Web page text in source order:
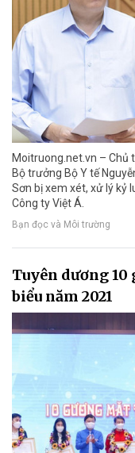
Moitruong.net.vn – Chủ
Bộ trưởng Bộ Y tế
Sơn bị xem xét, xử lý kỷ
Công ty Việt Á.
Bạn đọc và Môi trường
Tuyên dương
biểu năm 2021